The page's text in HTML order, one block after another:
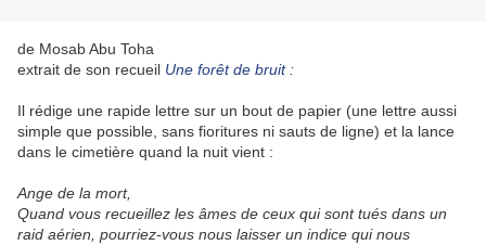
de Mosab Abu Toha
extrait de son recueil Une forêt de bruit:
Il rédige une rapide lettre sur un bout de papier (une lettre aussi
simple que possible, sans fioritures ni sauts de ligne) et la lance
dans le cimetière quand la nuit vient :
Ange de la mort,
Quand vous recueillez les âmes de ceux qui sont tués dans un
raid aérien, pourriez-vous nous laisser un indice qui nous